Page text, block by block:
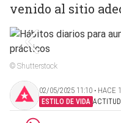
venido al sitio
© Shutterstock
02/05/2025 11:10 ‧ HACE
ESTILO DE VIDA ACTITUD